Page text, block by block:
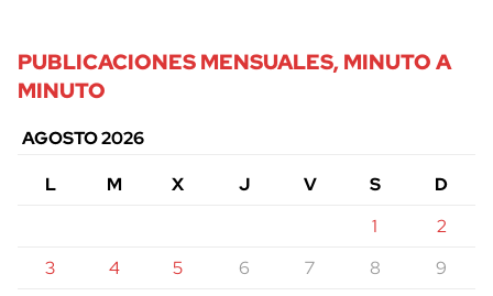
PUBLICACIONES MENSUALES, MINUTO A
MINUTO
AGOSTO 2026
L
M X J V S
D
1
2
3
4 5 6 7 8
9